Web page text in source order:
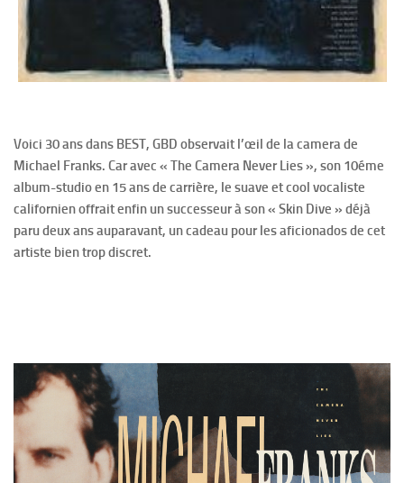
Voici 30 ans dans BEST, GBD observait l’œil de la camera de
Michael Franks. Car avec « The Camera Never Lies », son 10éme
album-studio en 15 ans de carrière, le suave et cool vocaliste
californien offrait enfin un successeur à son « Skin Dive » déjà
paru deux ans auparavant, un cadeau pour les aficionados de cet
artiste bien trop discret.